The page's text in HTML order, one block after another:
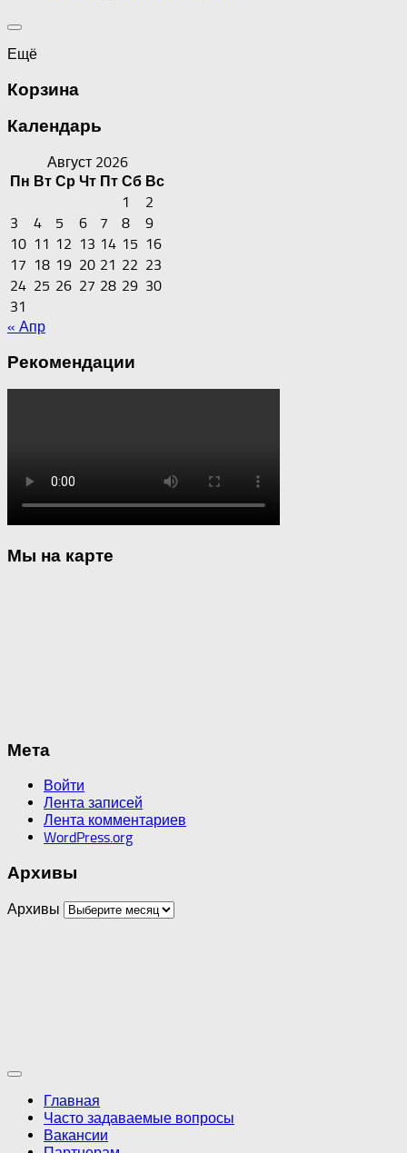
Ещё
Корзина
Календарь
Август 2026
Пн Вт Ср Чт Пт Сб Вс
1
2
3
4 5 6 7 8
9
10 11 12 13 14 15 16
17 18 19 20 21 22 23
24 25 26 27 28 29 30
31
« Апр
Рекомендации
Мы на карте
Мета
Войти
Лента записей
Лента комментариев
WordPress.org
Архивы
Архивы
Главная
Часто задаваемые вопросы
Вакансии